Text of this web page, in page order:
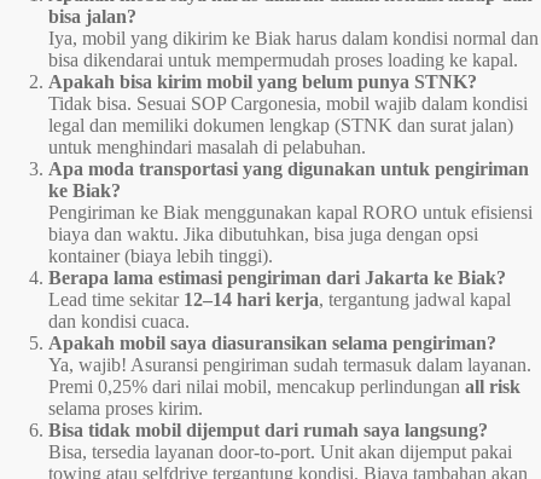
bisa jalan?
Iya, mobil yang dikirim ke Biak harus dalam kondisi normal dan
bisa dikendarai untuk mempermudah proses loading ke kapal.
Apakah bisa kirim mobil yang belum punya STNK?
Tidak bisa. Sesuai SOP Cargonesia, mobil wajib dalam kondisi
legal dan memiliki dokumen lengkap (STNK dan surat jalan)
untuk menghindari masalah di pelabuhan.
Apa moda transportasi yang digunakan untuk pengiriman
ke Biak?
Pengiriman ke Biak menggunakan kapal RORO untuk efisiensi
biaya dan waktu. Jika dibutuhkan, bisa juga dengan opsi
kontainer (biaya lebih tinggi).
Berapa lama estimasi pengiriman dari Jakarta ke Biak?
Lead time sekitar 12–14 hari kerja, tergantung jadwal kapal
dan kondisi cuaca.
Apakah mobil saya diasuransikan selama pengiriman?
Ya, wajib! Asuransi pengiriman sudah termasuk dalam layanan.
Premi 0,25% dari nilai mobil, mencakup perlindungan all risk
selama proses kirim.
Bisa tidak mobil dijemput dari rumah saya langsung?
Bisa, tersedia layanan door-to-port. Unit akan dijemput pakai
towing atau selfdrive tergantung kondisi. Biaya tambahan akan